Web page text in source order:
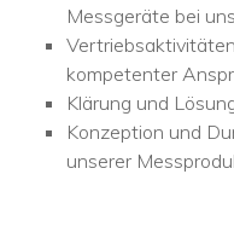
Messgeräte bei
kompetenter
Klärung und
Konzeption und
unserer